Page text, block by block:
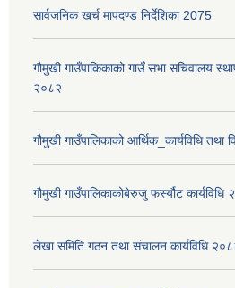
सार्वजनिक खर्च मापदण्ड निर्देशिका 2075
गौमुखी गाउँपाकिकाको गाउँ सभा सचिवालय
२०८२
गौमुखी गाउँपालिकाको आर्थिक_कार्यविधि तथा
गौमुखी गाउँपालिकाकोबेरुजु फर्स्यौट कार्यविधि
लेखा समिति गठन तथा संचालन कार्यविधि